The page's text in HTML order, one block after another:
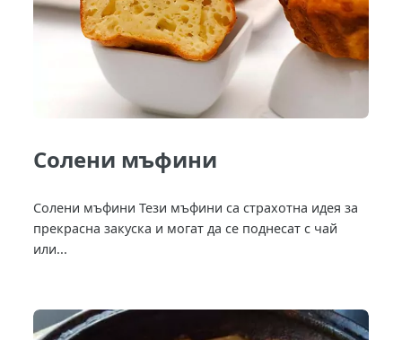
Солени мъфини
Солени мъфини Тези мъфини са страхотна идея за
прекрасна закуска и могат да се поднесат с чай
или...